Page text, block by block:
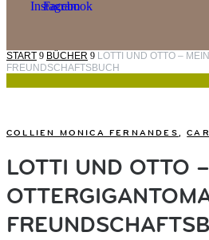
START 9 BÜCHER 9 LOTTI UND OTTO –
FREUNDSCHAFTSBUCH
COLLIEN MONICA FERNANDES,
LOTTI UND OTTO